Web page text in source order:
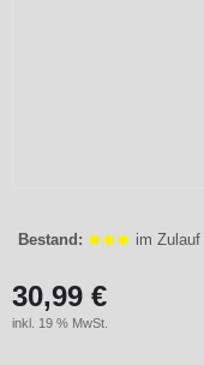
Bestand: im Zulauf
30,99 €
inkl. 19 % MwSt.